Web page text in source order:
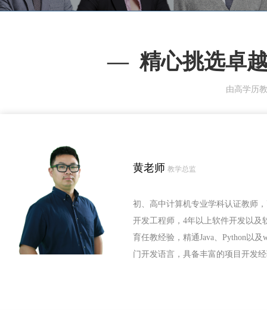
— 精心挑选卓
由高学历
黄老师 教学总监
初、高中计算机专业学科认证教师
开发工程师，4年以上软件开发以及
育任教经验，精通Java、Python以及
门开发语言，具备丰富的项目开发